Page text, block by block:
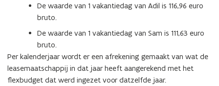
De waarde van 1 vakantiedag van Adil is 116,96 euro
bruto.
De waarde van 1 vakantiedag van Sam is 111,63 euro
bruto.
Per kalenderjaar wordt er een afrekening gemaakt van wat de
leasemaatschappij in dat jaar heeft aangerekend met het
flexbudget dat werd ingezet voor datzelfde jaar.